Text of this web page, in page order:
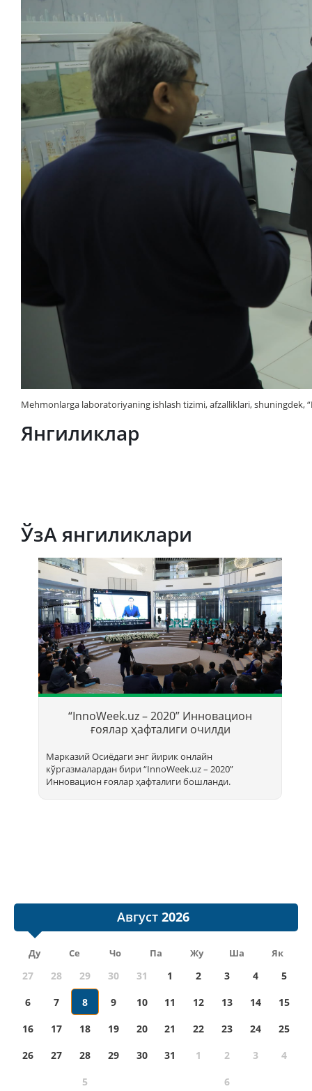
Mehmonlarga laboratoriyaning ishlash tizimi, afzalliklari, shuningdek,
Янгиликлар
ЎзА янгиликлари
“InnoWeek.uz – 2020” Инновацион
ғоялар ҳафталиги очилди
Марказий Осиёдаги энг йирик онлайн
кўргазмалардан бири “InnoWееk.uz – 2020”
Инновацион ғоялар ҳафталиги бошланди.
Август
Ду Се Чо Па Жу Ша Як
27 28 29 30 31 1 2 3 4
5
6
7 8 9 10 11 12 13 14
15
16
17 18 19 20 21 22 23 24
25
26
27 28 29 30 31 1 2 3
4
5
6